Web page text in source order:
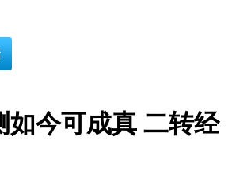
如今可成真 二转经